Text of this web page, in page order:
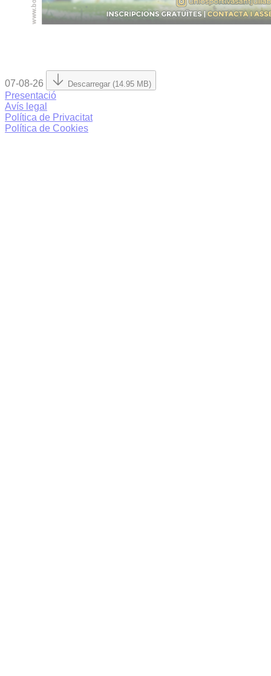
07-08-26 Descarregar (14.95 MB)
Presentació
Avís legal
Política de Privacitat
Política de Cookies